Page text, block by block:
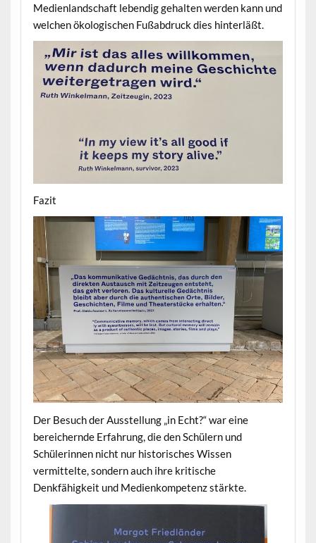
Medienlandschaft lebendig gehalten werden kann und
welchen ökologischen Fußabdruck dies hinterläßt.
Fazit
Der Besuch der Ausstellung „in Echt?“ war eine
bereichernde Erfahrung, die den Schülern und
Schülerinnen nicht nur historisches Wissen
vermittelte, sondern auch ihre kritische
Denkfähigkeit und Medienkompetenz stärkte.